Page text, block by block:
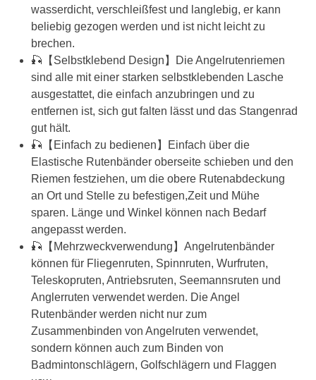
wasserdicht, verschleißfest und langlebig, er kann
beliebig gezogen werden und ist nicht leicht zu
brechen.
🎣【Selbstklebend Design】Die Angelrutenriemen
sind alle mit einer starken selbstklebenden Lasche
ausgestattet, die einfach anzubringen und zu
entfernen ist, sich gut falten lässt und das Stangenrad
gut hält.
🎣【Einfach zu bedienen】Einfach über die
Elastische Rutenbänder oberseite schieben und den
Riemen festziehen, um die obere Rutenabdeckung
an Ort und Stelle zu befestigen,Zeit und Mühe
sparen. Länge und Winkel können nach Bedarf
angepasst werden.
🎣【Mehrzweckverwendung】Angelrutenbänder
können für Fliegenruten, Spinnruten, Wurfruten,
Teleskopruten, Antriebsruten, Seemannsruten und
Anglerruten verwendet werden. Die Angel
Rutenbänder werden nicht nur zum
Zusammenbinden von Angelruten verwendet,
sondern können auch zum Binden von
Badmintonschlägern, Golfschlägern und Flaggen